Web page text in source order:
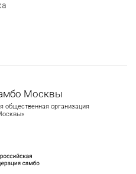
Москвы
общественная организация